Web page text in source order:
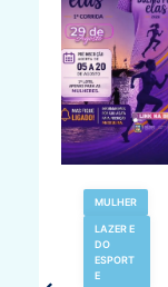
MULHER
LAZER E
DO
ESPORT
E